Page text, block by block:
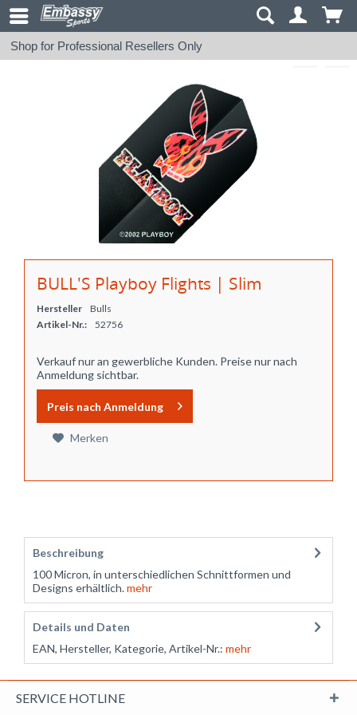
Shop for Professional Resellers Only
BULL'S Playboy Flights | Slim
Hersteller
Bulls
Artikel-Nr.:
52756
Verkauf nur an gewerbliche Kunden. Preise nur nach
Anmeldung sichtbar.
Preis nach Anmeldung
Merken
Beschreibung
100 Micron, in unterschiedlichen Schnittformen und
Designs erhältlich.mehr
Details und Daten
EAN, Hersteller, Kategorie, Artikel-Nr.: mehr
SERVICE HOTLINE